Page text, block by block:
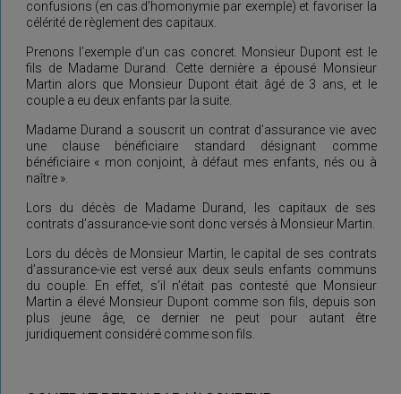
confusions (en cas d’homonymie par exemple) et favoriser la
célérité de règlement des capitaux.
Prenons l’exemple d’un cas concret. Monsieur Dupont est le
fils de Madame Durand. Cette dernière a épousé Monsieur
Martin alors que Monsieur Dupont était âgé de 3 ans, et le
couple a eu deux enfants par la suite.
Madame Durand a souscrit un contrat d’assurance vie avec
une clause bénéficiaire standard désignant comme
bénéficiaire « mon conjoint, à défaut mes enfants, nés ou à
naître ».
Lors du décès de Madame Durand, les capitaux de ses
contrats d’assurance-vie sont donc versés à Monsieur Martin.
Lors du décès de Monsieur Martin, le capital de ses contrats
d’assurance-vie est versé aux deux seuls enfants communs
du couple. En effet, s’il n’était pas contesté que Monsieur
Martin a élevé Monsieur Dupont comme son fils, depuis son
plus jeune âge, ce dernier ne peut pour autant être
juridiquement considéré comme son fils.